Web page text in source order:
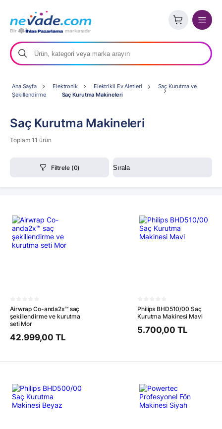
Ana Sayfa Elektronik Elektrikli Ev Aletleri
Saç Kurutma ve
Şekillendirme
Saç Kurutma Makineleri
Saç Kurutma Makineleri
Toplam 11 ürün
Filtrele (0)
Airwrap Co-anda2x™ saç
şekillendirme ve kurutma
seti Mor
42.999,00 TL
Philips BHD510/00 Saç
Kurutma Makinesi Mavi
5.700,00 TL